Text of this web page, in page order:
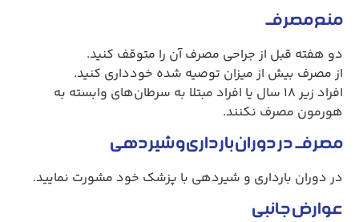
منع مصرف
دو هفته قبل از جراحی مصرف آن را متوقف کنید.
از مصرف بیش از میزان توصیه شده خودداری کنید.
افراد زیر ۱۸ سال یا افراد مبتلا به سرطان‌های وابسته به
هورمون مصرف نکنند.
مصرف در دوران بارداری و شیردهی
در دوران بارداری و شیردهی با پزشک خود مشورت نمایید.
عوارض جانبی